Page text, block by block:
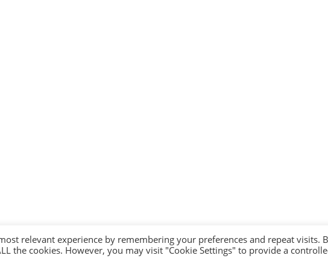
© 2026 andLINFA - Todos os Direitos Reservados. Tailored byUI Solve
relevant experience by remembering your preferences and repeat visits.
the cookies. However, you may visit "Cookie Settings" to provide a